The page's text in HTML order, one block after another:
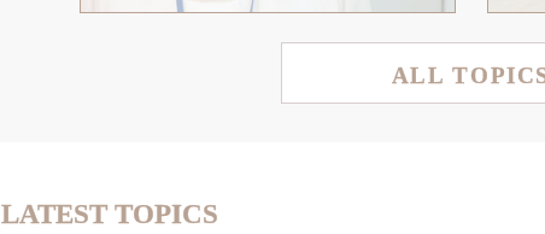
ALL
LATEST TOPICS